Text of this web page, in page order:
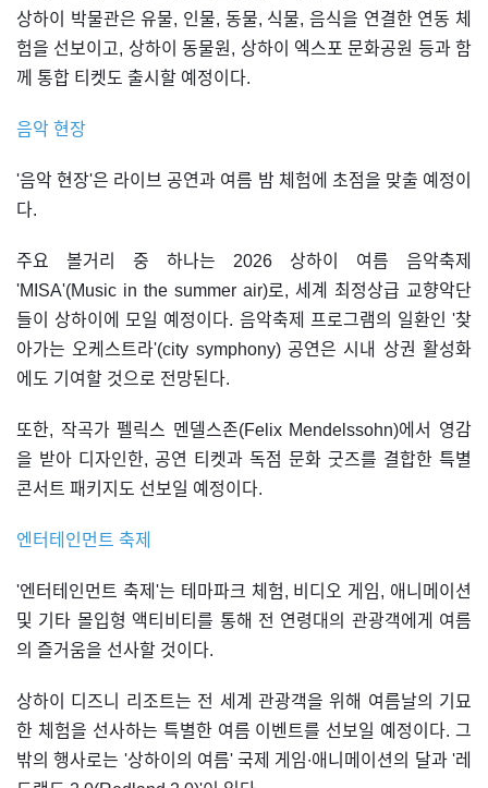
상하이 박물관은 유물, 인물, 동물, 식물, 음식을 연결한 연동 체
험을 선보이고, 상하이 동물원, 상하이 엑스포 문화공원 등과 함
께 통합 티켓도 출시할 예정이다.
음악 현장
'음악 현장'은 라이브 공연과 여름 밤 체험에 초점을 맞출 예정이
다.
주요 볼거리 중 하나는 2026 상하이 여름 음악축제
'MISA'(Music in the summer air)로, 세계 최정상급 교향악단
들이 상하이에 모일 예정이다. 음악축제 프로그램의 일환인 '찾
아가는 오케스트라'(city symphony) 공연은 시내 상권 활성화
에도 기여할 것으로 전망된다.
또한, 작곡가 펠릭스 멘델스존(Felix Mendelssohn)에서 영감
을 받아 디자인한, 공연 티켓과 독점 문화 굿즈를 결합한 특별
콘서트 패키지도 선보일 예정이다.
엔터테인먼트 축제
'엔터테인먼트 축제'는 테마파크 체험, 비디오 게임, 애니메이션
및 기타 몰입형 액티비티를 통해 전 연령대의 관광객에게 여름
의 즐거움을 선사할 것이다.
상하이 디즈니 리조트는 전 세계 관광객을 위해 여름날의 기묘
한 체험을 선사하는 특별한 여름 이벤트를 선보일 예정이다. 그
밖의 행사로는 '상하이의 여름' 국제 게임∙애니메이션의 달과 '레